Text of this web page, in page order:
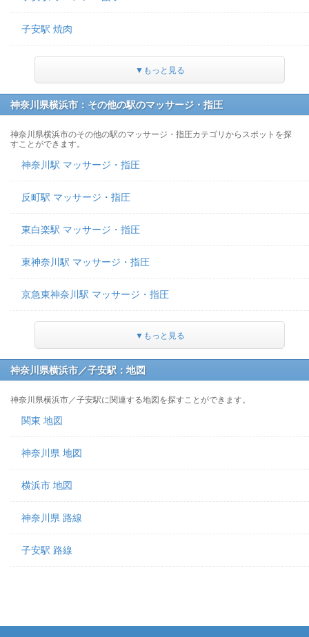
子安駅 焼肉
▼もっと見る
神奈川県横浜市：その他の駅のマッサージ・指圧
神奈川県横浜市のその他の駅のマッサージ・指圧カテゴリからスポットを探
すことができます。
神奈川駅 マッサージ・指圧
反町駅 マッサージ・指圧
東白楽駅 マッサージ・指圧
東神奈川駅 マッサージ・指圧
京急東神奈川駅 マッサージ・指圧
▼もっと見る
神奈川県横浜市／子安駅：地図
神奈川県横浜市／子安駅に関連する地図を探すことができます。
関東 地図
神奈川県 地図
横浜市 地図
神奈川県 路線
子安駅 路線